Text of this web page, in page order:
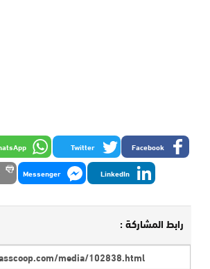
Facebook
Twitter
LinkedIn
Messenger
رابط المشاركة :